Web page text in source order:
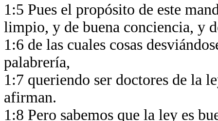
1:5 Pues el propósito de este
limpio, y de buena conciencia, y
1:6 de las cuales cosas
palabrería,
1:7 queriendo ser doctores de la
afirman.
1:8 Pero sabemos que la ley es